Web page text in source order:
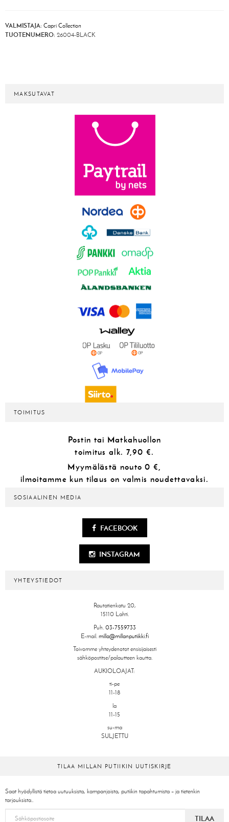
VALMISTAJA: Capri Collection
TUOTENUMERO: 26004-BLACK
MAKSUTAVAT
TOIMITUS
Postin tai Matkahuollon
toimitus alk. 7,90 €.
Myymälästä nouto 0 €,
ilmoitamme kun tilaus on valmis noudettavaksi.
SOSIAALINEN MEDIA
FACEBOOK
INSTAGRAM
YHTEYSTIEDOT
Rautatienkatu 20,
15110 Lahti.
Puh. 03-7559733
E-mail. milla@millanputiikki.fi
Toivomme yhteydenotot ensisijaisesti
sähköpostitse/palautteen kautta.
AUKIOLOAJAT:
ti-pe
11-18
la
11-15
su-ma
SULJETTU
TILAA MILLAN PUTIIKIN UUTISKIRJE
Saat hyödyllistä tietoa uutuuksista, kampanjoista, putiikin tapahtumista – ja tietenkin
tarjouksista..
TILAA